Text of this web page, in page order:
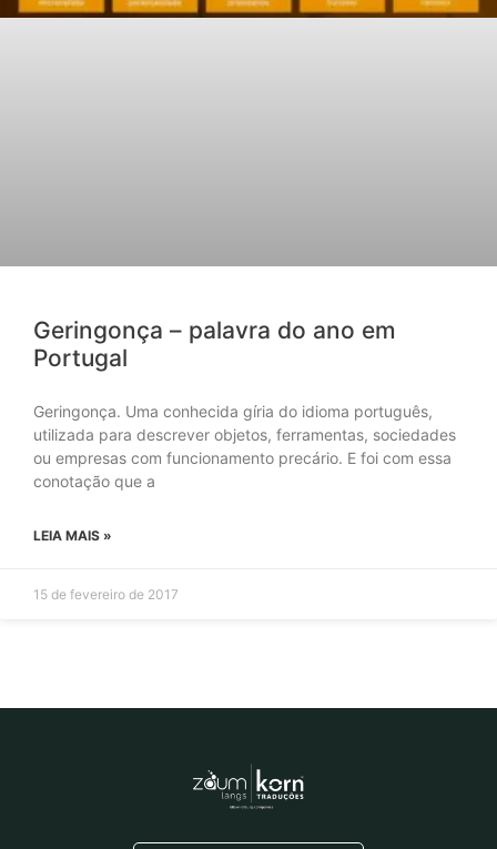
Geringonça – palavra do ano em
Portugal
Geringonça. Uma conhecida gíria do idioma português,
utilizada para descrever objetos, ferramentas, sociedades
ou empresas com funcionamento precário. E foi com essa
conotação que a
LEIA MAIS »
15 de fevereiro de 2017